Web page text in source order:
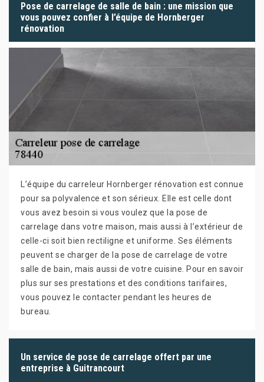
Pose de carrelage de salle de bain : une mission que
vous pouvez confier à l’équipe de Hornberger
rénovation
L’équipe du carreleur Hornberger rénovation est connue
pour sa polyvalence et son sérieux. Elle est celle dont
vous avez besoin si vous voulez que la pose de
carrelage dans votre maison, mais aussi à l’extérieur de
celle-ci soit bien rectiligne et uniforme. Ses éléments
peuvent se charger de la pose de carrelage de votre
salle de bain, mais aussi de votre cuisine. Pour en savoir
plus sur ses prestations et des conditions tarifaires,
vous pouvez le contacter pendant les heures de
bureau.
Un service de pose de carrelage offert par une
entreprise à Guitrancourt